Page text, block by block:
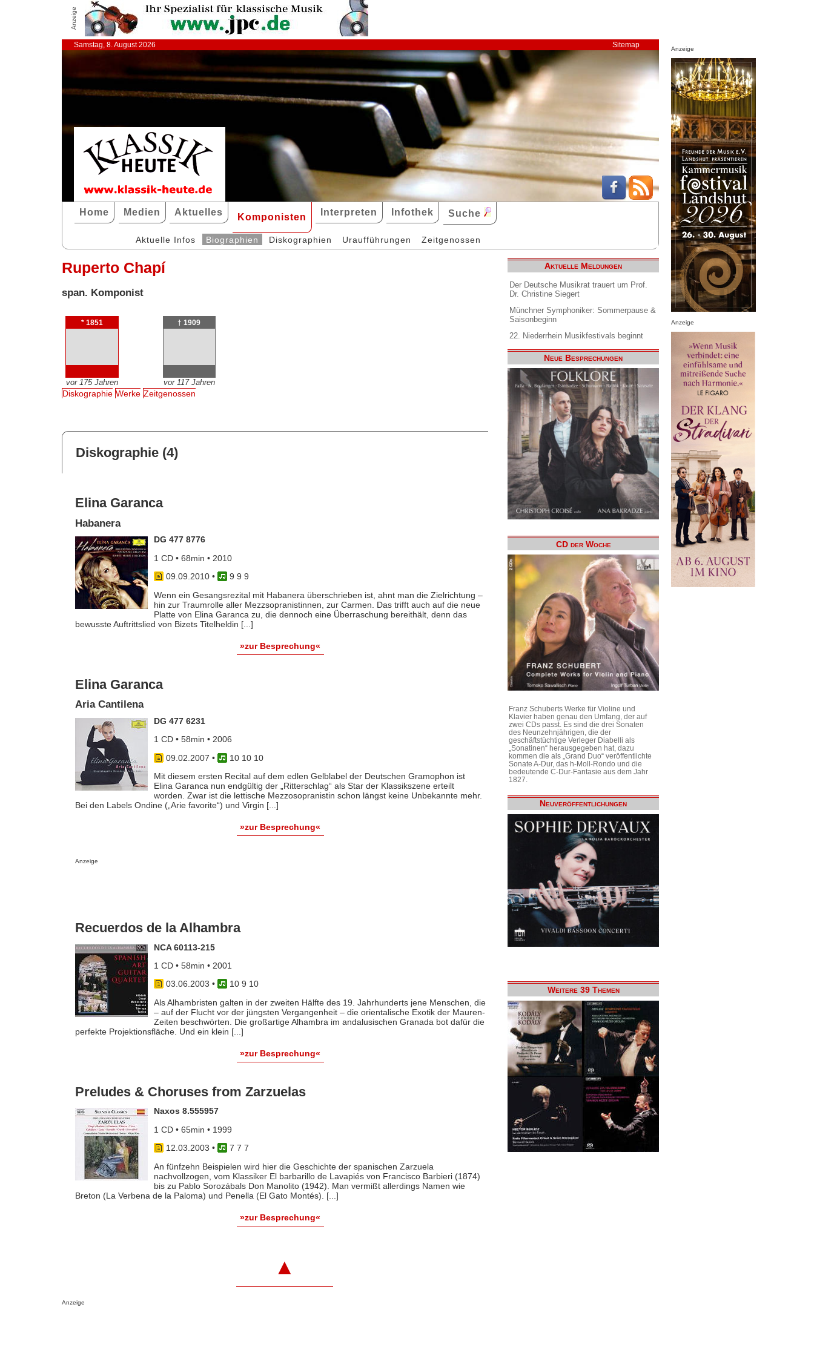
Anzeige
Samstag, 8. August 2026 Sitemap
Home Medien Aktuelles Komponisten Interpreten Infothek Suche
Aktuelle Infos Biographien Diskographien Uraufführungen Zeitgenossen
Ruperto Chapí
span. Komponist
* 1851
vor 175 Jahren
† 1909
vor 117 Jahren
Diskographie Werke Zeitgenossen
Diskographie (4)
Elina Garanca
Habanera
DG 477 8776
1 CD • 68min • 2010
09.09.2010•
9 9 9
Wenn ein Gesangsrezital mit Habanera überschrieben ist, ahnt man die Zielrichtung –
hin zur Traumrolle aller Mezzsopranistinnen, zur Carmen. Das trifft auch auf die neue
Platte von Elina Garanca zu, die dennoch eine Überraschung bereithält, denn das
bewusste Auftrittslied von Bizets Titelheldin [...]
»zur Besprechung«
Elina Garanca
Aria Cantilena
DG 477 6231
1 CD • 58min • 2006
09.02.2007 •
10 10 10
Mit diesem ersten Recital auf dem edlen Gelblabel der Deutschen Gramophon ist
Elina Garanca nun endgültig der „Ritterschlag“ als Star der Klassikszene erteilt
worden. Zwar ist die lettische Mezzosopranistin schon längst keine Unbekannte mehr.
Bei den Labels Ondine („Arie favorite“) und Virgin [...]
»zur Besprechung«
Anzeige
Recuerdos de la Alhambra
NCA 60113-215
1 CD • 58min • 2001
03.06.2003 •
10 9 10
Als Alhambristen galten in der zweiten Hälfte des 19. Jahrhunderts jene Menschen, die
– auf der Flucht vor der jüngsten Vergangenheit – die orientalische Exotik der Mauren-
Zeiten beschwörten. Die großartige Alhambra im andalusischen Granada bot dafür die
perfekte Projektionsfläche. Und ein klein [...]
»zur Besprechung«
Preludes & Choruses from Zarzuelas
Naxos 8.555957
1 CD • 65min • 1999
12.03.2003 •
7 7 7
An fünfzehn Beispielen wird hier die Geschichte der spanischen Zarzuela
nachvollzogen, vom Klassiker El barbarillo de Lavapiés von Francisco Barbieri (1874)
bis zu Pablo Sorozábals Don Manolito (1942). Man vermißt allerdings Namen wie
Breton (La Verbena de la Paloma) und Penella (El Gato Montés). [...]
»zur Besprechung«
▲
Anzeige
Aktuelle Meldungen
Der Deutsche Musikrat trauert um Prof.
Dr. Christine Siegert
Münchner Symphoniker: Sommerpause &
Saisonbeginn
22. Niederrhein Musikfestivals beginnt
Neue Besprechungen
CD der Woche
Franz Schuberts Werke für Violine und
Klavier haben genau den Umfang, der auf
zwei CDs passt. Es sind die drei Sonaten
des Neunzehnjährigen, die der
geschäftstüchtige Verleger Diabelli als
„Sonatinen“ herausgegeben hat, dazu
kommen die als „Grand Duo“ veröffentlichte
Sonate A-Dur, das h-Moll-Rondo und die
bedeutende C-Dur-Fantasie aus dem Jahr
1827.
Neuveröffentlichungen
Weitere 39 Themen
Anzeige
Anzeige